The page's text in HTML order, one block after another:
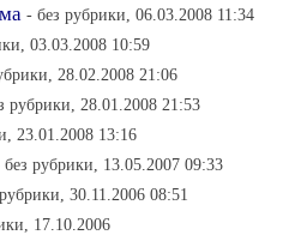
- без рубрики, 06.03.2008 11:34
03.03.2008 10:59
28.02.2008 21:06
рубрики, 28.01.2008 21:53
23.01.2008 13:16
без рубрики, 13.05.2007 09:33
30.11.2006 08:51
17.10.2006